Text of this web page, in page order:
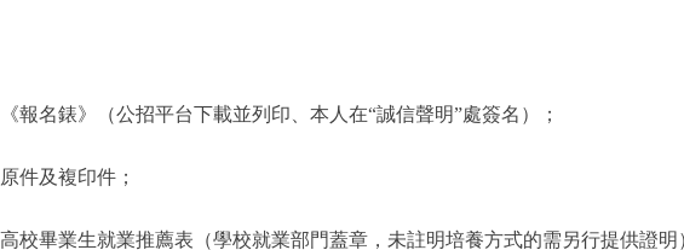
名錶》（公招平台下載並列印、本人在“誠信聲明”處簽名）；
及複印件；
畢業生就業推薦表（學校就業部門蓋章，未註明培養方式的需另行提供證明